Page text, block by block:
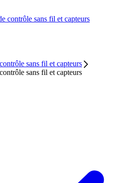
contrôle sans fil et capteurs
sans fil et capteurs
sans fil et capteurs